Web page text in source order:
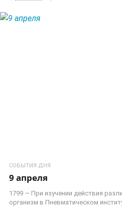
СОБЫТИЯ ДНЯ
9 апреля
1799 — При изучении действия
организм в Пневматическом